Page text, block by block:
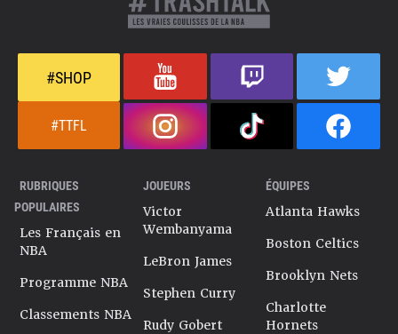
#SHOP
#TTFL
RUBRIQUES
POPULAIRES
Les Français en
NBA
Programme NBA
Classements NBA
JOUEURS
Victor
Wembanyama
LeBron James
Stephen Curry
Rudy Gobert
ÉQUIPES
Atlanta Hawks
Boston Celtics
Brooklyn Nets
Charlotte
Hornets